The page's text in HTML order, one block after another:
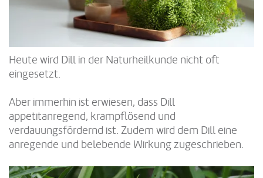
Heute wird Dill in der Naturheilkunde nicht oft
eingesetzt.
Aber immerhin ist erwiesen, dass Dill
appetitanregend, krampflösend und
verdauungsfördernd ist. Zudem wird dem Dill eine
anregende und belebende Wirkung zugeschrieben.